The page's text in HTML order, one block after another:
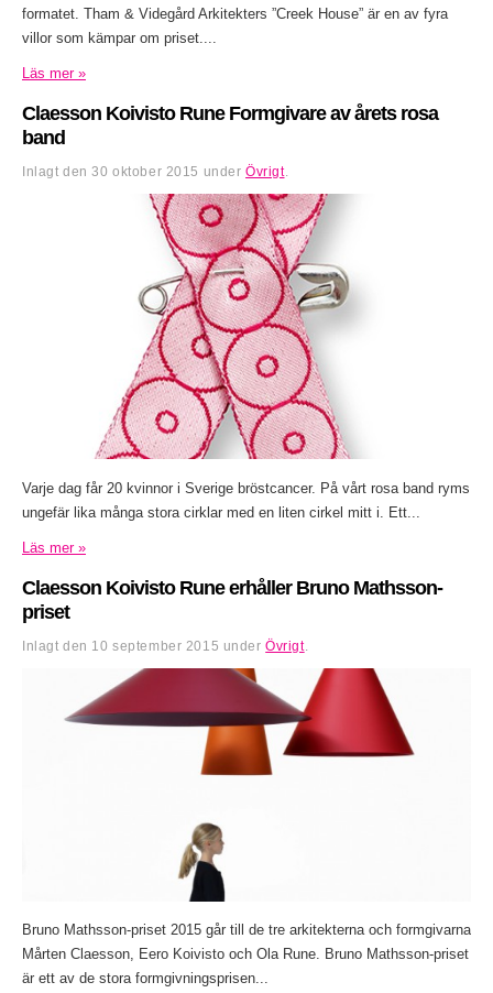
formatet. Tham & Videgård Arkitekters ”Creek House” är en av fyra
villor som kämpar om priset....
Läs mer »
Claesson Koivisto Rune Formgivare av årets rosa
band
Inlagt den30 oktober 2015 underÖvrigt.
Varje dag får 20 kvinnor i Sverige bröstcancer. På vårt rosa band ryms
ungefär lika många stora cirklar med en liten cirkel mitt i. Ett...
Läs mer »
Claesson Koivisto Rune erhåller Bruno Mathsson-
priset
Inlagt den 10 september 2015 underÖvrigt.
Bruno Mathsson-priset 2015 går till de tre arkitekterna och formgivarna
Mårten Claesson, Eero Koivisto och Ola Rune. Bruno Mathsson-priset
är ett av de stora formgivningsprisen...